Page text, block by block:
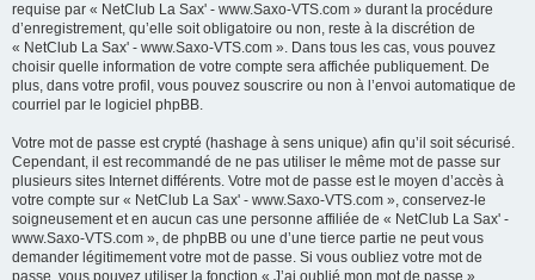
requise par « NetClub La Sax' - www.Saxo-VTS.com » durant la procédure
d’enregistrement, qu’elle soit obligatoire ou non, reste à la discrétion de
« NetClub La Sax' - www.Saxo-VTS.com ». Dans tous les cas, vous pouvez
choisir quelle information de votre compte sera affichée publiquement. De
plus, dans votre profil, vous pouvez souscrire ou non à l’envoi automatique de
courriel par le logiciel phpBB.
Votre mot de passe est crypté (hashage à sens unique) afin qu’il soit sécurisé.
Cependant, il est recommandé de ne pas utiliser le même mot de passe sur
plusieurs sites Internet différents. Votre mot de passe est le moyen d’accès à
votre compte sur « NetClub La Sax' - www.Saxo-VTS.com », conservez-le
soigneusement et en aucun cas une personne affiliée de « NetClub La Sax' -
www.Saxo-VTS.com », de phpBB ou une d’une tierce partie ne peut vous
demander légitimement votre mot de passe. Si vous oubliez votre mot de
passe, vous pouvez utiliser la fonction « J’ai oublié mon mot de passe »